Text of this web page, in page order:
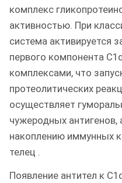
комплекс
активностью. При
система активируется
первого компонента
комплексами, что
протеолитических
осуществляет
чужеродных антигенов,
накоплению иммунных
телец .
Появление антител к